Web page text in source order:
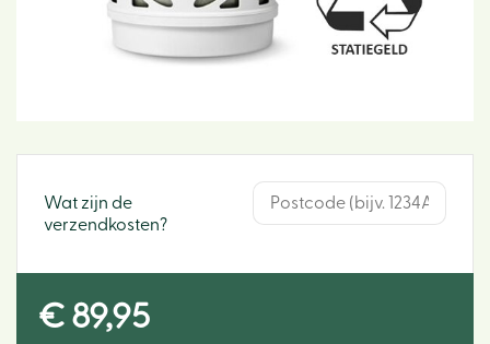
Wat zijn de
verzendkosten?
€ 89,95